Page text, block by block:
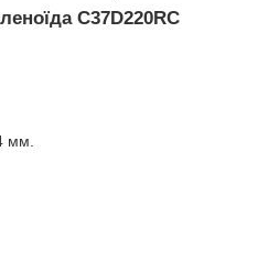
C37D220RC
мм.